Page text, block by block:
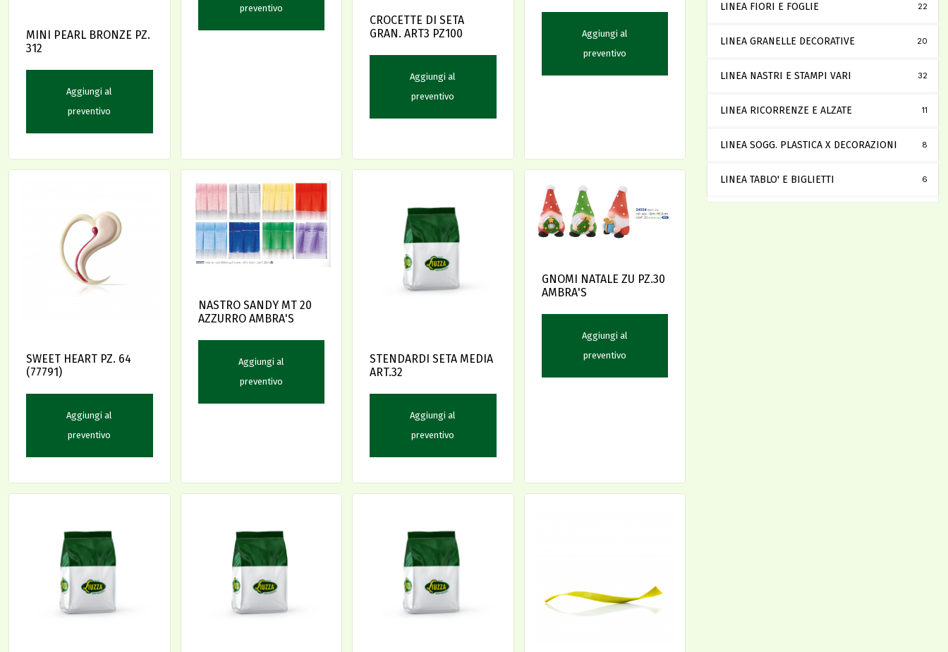
MINI PEARL BRONZE PZ.
312
Aggiungi al
preventivo
preventivo
CROCETTE DI SETA
GRAN. ART3 PZ100
Aggiungi al
preventivo
Aggiungi al
preventivo
SWEET HEART PZ. 64
(77791)
Aggiungi al
preventivo
NASTRO SANDY MT 20
AZZURRO AMBRA'S
Aggiungi al
preventivo
STENDARDI SETA MEDIA
ART.32
Aggiungi al
preventivo
GNOMI NATALE ZU PZ.30
AMBRA'S
Aggiungi al
preventivo
LINEA FIORI E FOGLIE 22
LINEA GRANELLE DECORATIVE 20
LINEA NASTRI E STAMPI VARI 32
LINEA RICORRENZE E ALZATE 11
LINEA SOGG. PLASTICA X DECORAZIONI 8
LINEA TABLO' E BIGLIETTI 6